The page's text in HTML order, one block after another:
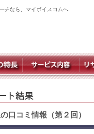
チなら、マイボイスコムへ
口コミ情報（第２回）